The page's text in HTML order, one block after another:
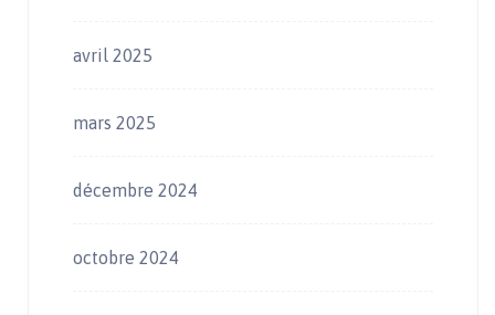
avril 2025
mars 2025
décembre 2024
octobre 2024